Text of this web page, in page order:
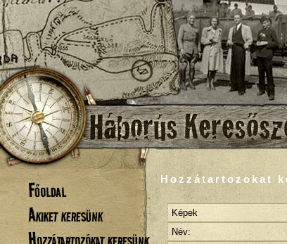
Főoldal
Akiket keresünk
Hozzátartozokat
Képek
Név: